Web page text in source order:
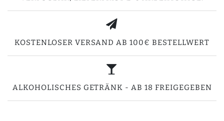
KOSTENLOSER VERSAND AB 100€ BESTELLWERT
ALKOHOLISCHES GETRÄNK - AB 18 FREIGEGEBEN